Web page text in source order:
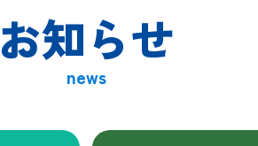
お知らせ
news